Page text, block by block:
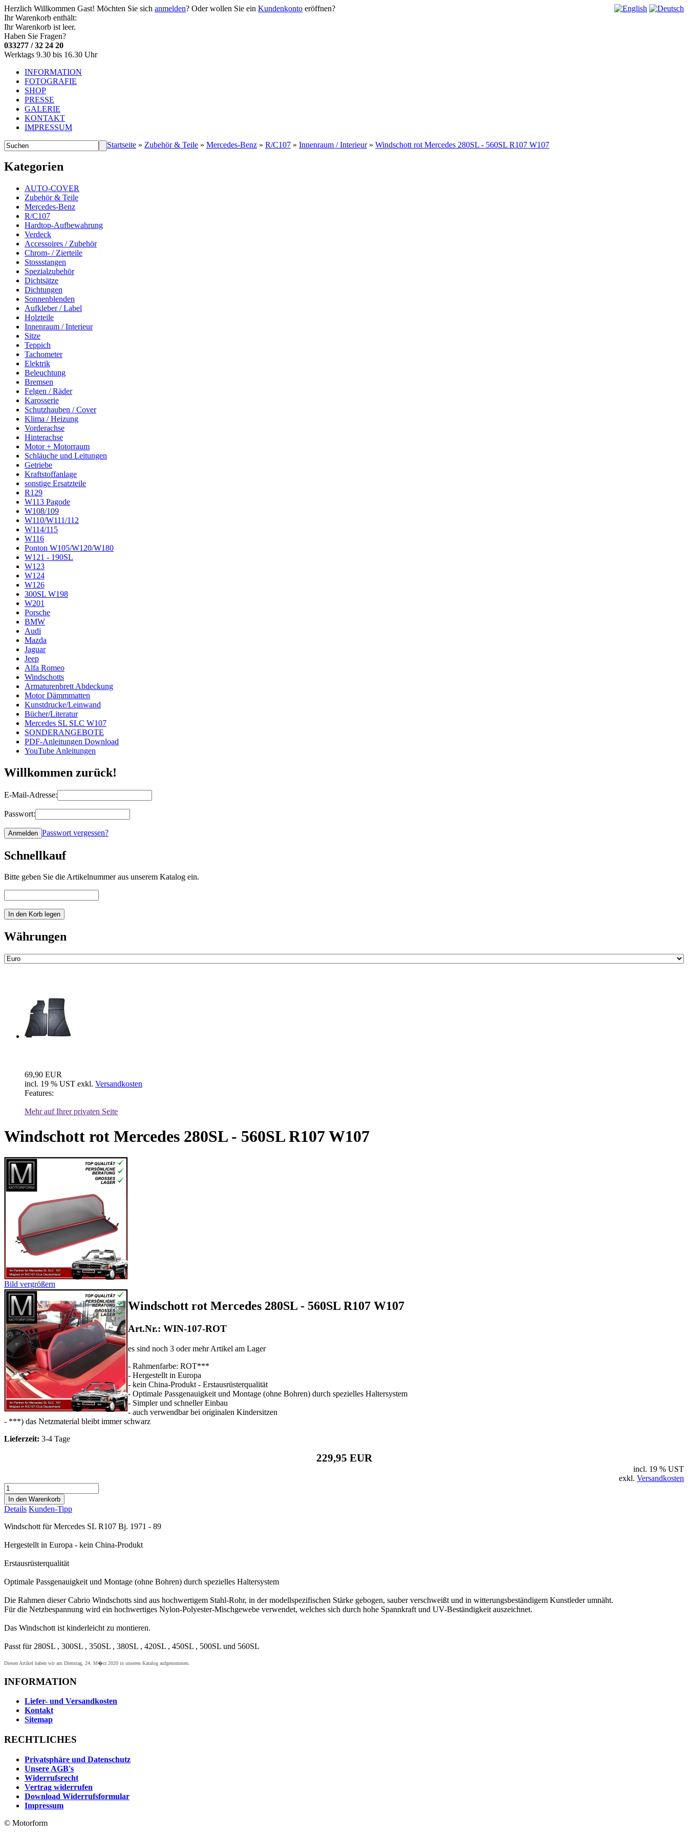
Herzlich Willkommen Gast! Möchten Sie sich anmelden? Oder wollen Sie ein Kundenkonto eröffnen?
Ihr Warenkorb enthält:
Ihr Warenkorb ist leer.
Haben Sie Fragen?
033277 / 32 24 20
Werktags 9.30 bis 16.30 Uhr
INFORMATION
FOTOGRAFIE
SHOP
PRESSE
GALERIE
KONTAKT
IMPRESSUM
Startseite » Zubehör & Teile » Mercedes-Benz » R/C107 » Innenraum / Interieur» Windschott rot Mercedes 280SL - 560SL R107 W107
Kategorien
AUTO-COVER
Zubehör & Teile
Mercedes-Benz
R/C107
Hardtop-Aufbewahrung
Verdeck
Accessoires / Zubehör
Chrom- / Zierteile
Stossstangen
Spezialzubehör
Dichtsätze
Dichtungen
Sonnenblenden
Aufkleber / Label
Holzteile
Innenraum / Interieur
Sitze
Teppich
Tachometer
Elektrik
Beleuchtung
Bremsen
Felgen / Räder
Karosserie
Schutzhauben / Cover
Klima / Heizung
Vorderachse
Hinterachse
Motor + Motorraum
Schläuche und Leitungen
Getriebe
Kraftstoffanlage
sonstige Ersatzteile
R129
W113 Pagode
W108/109
W110/W111/112
W114/115
W116
Ponton W105/W120/W180
W121 - 190SL
W123
W124
W126
300SL W198
W201
Porsche
BMW
Audi
Mazda
Jaguar
Jeep
Alfa Romeo
Windschotts
Armaturenbrett Abdeckung
Motor Dämmmatten
Kunstdrucke/Leinwand
Bücher/Literatur
Mercedes SL SLC W107
SONDERANGEBOTE
PDF-Anleitungen Download
YouTube Anleitungen
Willkommen zurück!
E-Mail-Adresse:
Passwort:
Passwort vergessen?
Schnellkauf
Bitte geben Sie die Artikelnummer aus unserem Katalog ein.
Währungen
69,90 EUR
incl. 19 % UST exkl. Versandkosten
Features:
Mehr auf Ihrer privaten Seite
Windschott rot Mercedes 280SL - 560SL R107 W107
Bild vergrößern
Windschott rot Mercedes 280SL - 560SL R107 W107
Art.Nr.: WIN-107-ROT
es sind noch 3 oder mehr Artikel am Lager
- Rahmenfarbe: ROT***
- Hergestellt in Europa
- kein China-Produkt - Erstausrüsterqualität
- Optimale Passgenauigkeit und Montage (ohne Bohren) durch spezielles Haltersystem
- Simpler und schneller Einbau
- auch verwendbar bei originalen Kindersitzen
- ***) das Netzmaterial bleibt immer schwarz
Lieferzeit: 3-4 Tage
229,95 EUR
incl. 19 % UST
exkl. Versandkosten
Details Kunden-Tipp
Windschott für Mercedes SL R107 Bj. 1971 - 89
Hergestellt in Europa - kein China-Produkt
Erstausrüsterqualität
Optimale Passgenauigkeit und Montage (ohne Bohren) durch spezielles Haltersystem
Die Rahmen dieser Cabrio Windschotts sind aus hochwertigem Stahl-Rohr, in der modellspezifischen Stärke gebogen, sauber verschweißt und in witterungsbeständigem Kunstleder umnäht.
Für die Netzbespannung wird ein hochwertiges Nylon-Polyester-Mischgewebe verwendet, welches sich durch hohe Spannkraft und UV-Beständigkeit auszeichnet.
Das Windschott ist kinderleicht zu montieren.
Passt für 280SL , 300SL , 350SL , 380SL , 420SL , 450SL , 500SL und 560SL
Diesen Artikel haben wir am Dienstag, 24. M�rz 2020 in unseren Katalog aufgenommen.
INFORMATION
Liefer- und Versandkosten
Kontakt
Sitemap
RECHTLICHES
Privatsphäre und Datenschutz
Unsere AGB's
Widerrufsrecht
Vertrag widerrufen
Download Widerrufsformular
Impressum
© Motorform